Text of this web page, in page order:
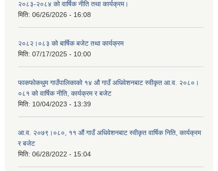
२०८३-२०८४ को वार्षिक नीति तथा कार्यक्रम।
मिति: 06/26/2026 - 16:08
२०८२।०८३ को बार्षिक बजेट तथा कार्यक्रम
मिति: 07/17/2025 - 10:00
फाकफोकथुम गाउँपालिकाको १४ औ गाउँ अधिवेशनबाट स्वीकृत आ.व. २०८०।
०८१ को वार्षिक नीति, कार्यक्रम र बजेट
मिति: 10/04/2023 - 13:39
आ.व. २०७९।०८०, ११ औं गाउँ अधिवेशनबाट स्वीकृत वार्षिक निति, कार्यक्रम
र बजेट
मिति: 06/28/2022 - 15:04